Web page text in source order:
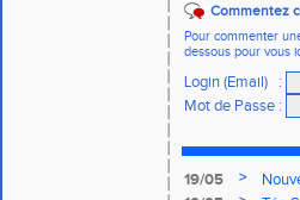
Commentez
Pour commenter
dessous pour vous
Login (Email)
:
Mot de Passe :
19/05 >